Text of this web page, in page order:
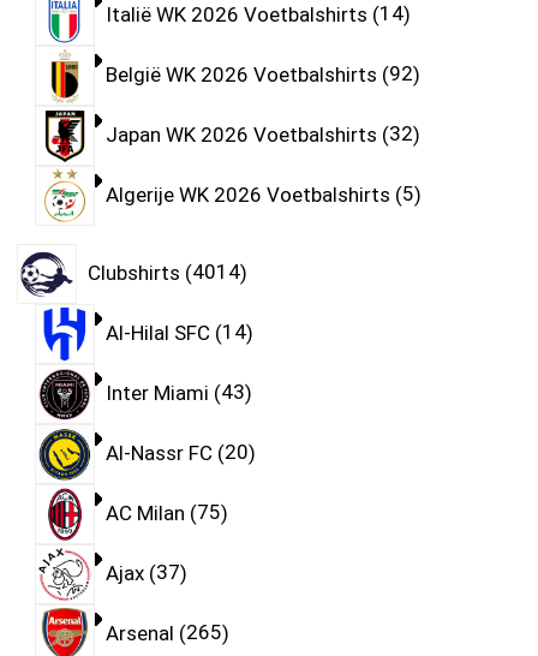
Italië WK 2026 Voetbalshirts 14
België WK 2026 Voetbalshirts 92
Japan WK 2026 Voetbalshirts 32
Algerije WK 2026 Voetbalshirts 5
Clubshirts 4014
Al-Hilal SFC 14
Inter Miami 43
Al-Nassr FC 20
AC Milan 75
Ajax 37
Arsenal 265